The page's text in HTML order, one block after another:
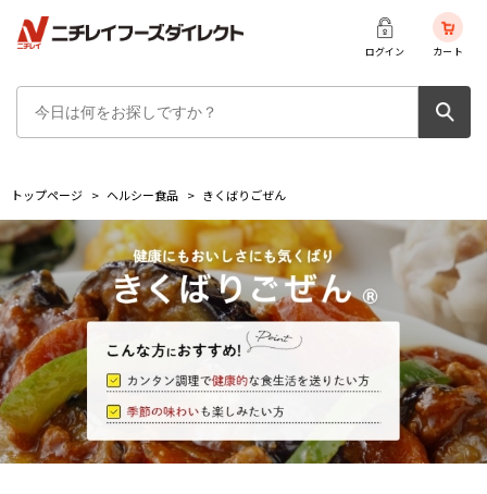
ログイン カート
トップページ > ヘルシー食品 > きくばりごぜん